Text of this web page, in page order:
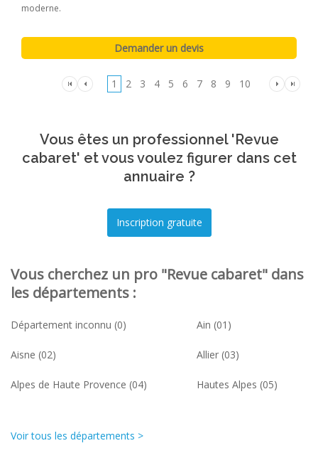
moderne.
1 2 3 4 5 6 7 8 9 10
Vous êtes un professionnel 'Revue
cabaret' et vous voulez figurer dans cet
annuaire ?
Vous cherchez un pro "Revue cabaret" dans
les départements :
Département inconnu (0) Ain (01)
Aisne (02) Allier (03)
Alpes de Haute Provence (04) Hautes Alpes (05)
Voir tous les départements >